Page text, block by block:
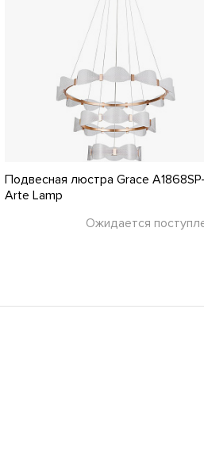
Подвесная люстра Grace
Arte Lamp
Ожидается